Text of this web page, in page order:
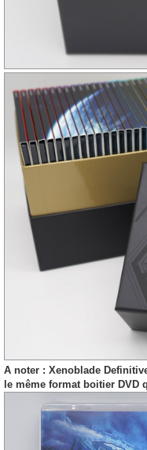
A noter : Xenoblade
le même format boitier DVD